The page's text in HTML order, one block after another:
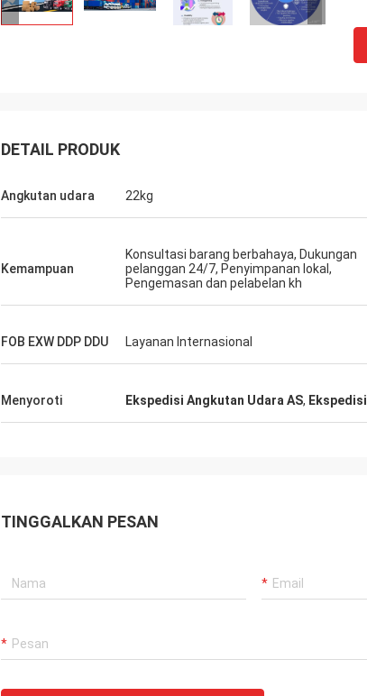
DETAIL PRODUK
Angkutan udara 22kg
Kemampuan
Konsultasi barang berbahaya, Dukungan
pelanggan 24/7, Penyimpanan lokal,
Pengemasan dan pelabelan kh
FOB EXW DDP DDU Layanan Internasional
Menyoroti Ekspedisi Angkutan Udara AS,
TINGGALKAN PESAN